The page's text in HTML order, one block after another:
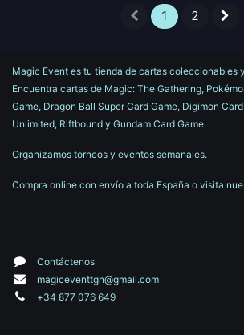
1 2
Magic Event es tu tienda de cartas coleccionables
Encuentra cartas de Magic: The Gathering,
Game, Dragon Ball Super Card Game, Digimon
Unlimited, Riftbound y Gundam Card Game.
Organizamos torneos y eventos semanales.
Compra online con envío a toda España o visita
Contáctenos
magiceventtgn@gmail.com
+34 877 076 649